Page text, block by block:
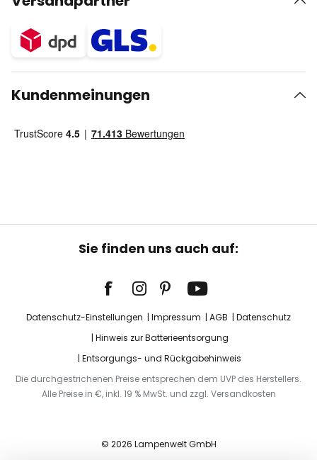
Kundenmeinungen
Sie finden uns auch auf:
Datenschutz-Einstellungen Impressum AGB
Datenschutz
Hinweis zur Batterieentsorgung
Entsorgungs- und Rückgabehinweis
Die durchgestrichenen Preise entsprechen dem UVP des Herstellers.
Alle Preise in €, inkl. 19 % MwSt. und zzgl. Versandkosten
© 2026 Lampenwelt GmbH